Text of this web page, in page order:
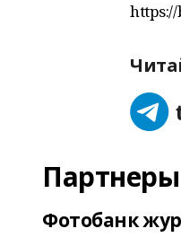
Партнеры
Фотобанк